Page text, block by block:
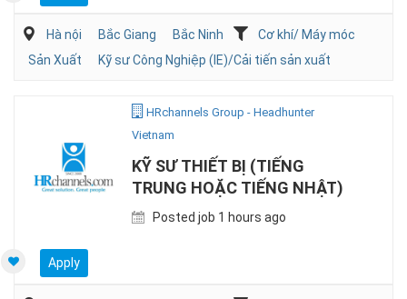
Hà nội Bắc Giang Bắc Ninh
Cơ khí/ Máy móc
Sản Xuất
Kỹ sư Công Nghiệp (IE)/Cải tiến sản xuất
HRchannels Group - Headhunter
Vietnam
KỸ SƯ THIẾT BỊ (TIẾNG
TRUNG HOẶC TIẾNG NHẬT)
Posted job 1 hours ago
Apply